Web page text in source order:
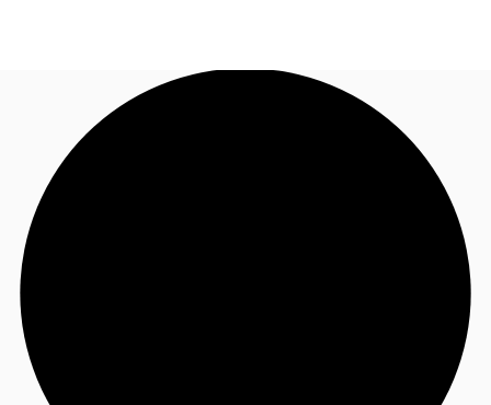
Blog
Données marchés
Appelez maintenant